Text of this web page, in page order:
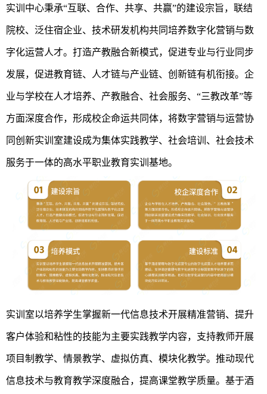
实训中心秉承“互联、合作、共享、共赢”的建设宗旨，联结
院校、泛住宿企业、技术研发机构共同培养数字化营销与数
字化运营人才。打造产教融合新模式，促进专业与行业同步
发展，促进教育链、人才链与产业链、创新链有机衔接。企
业与学校在人才培养、产教融合、社会服务、“三教改革”等
方面深度合作，形成校企命运共同体，将数字营销与运营协
同创新实训室建设成为集体实践教学、社会培训、社会技术
服务于一体的高水平职业教育实训基地。
实训室以培养学生掌握新一代信息技术开展精准营销、提升
客户体验和粘性的技能为主要实践教学内容，支持教师开展
项目制教学、情景教学、虚拟仿真、模块化教学。推动现代
信息技术与教育教学深度融合，提高课堂教学质量。基于酒